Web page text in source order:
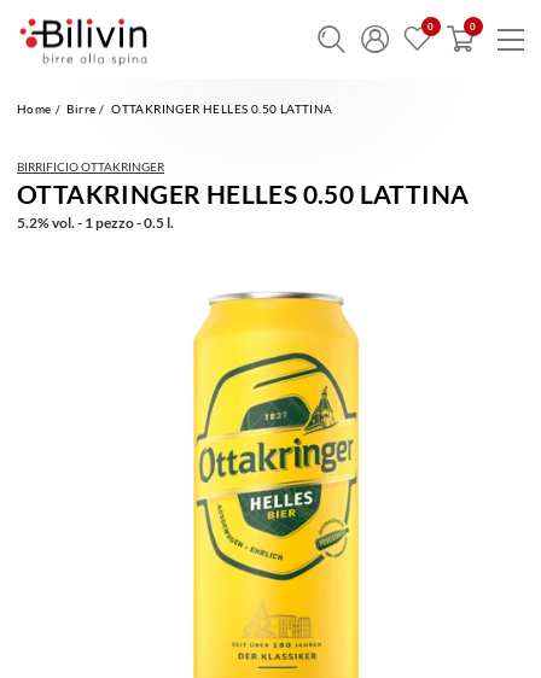
Home Birre OTTAKRINGER HELLES 0.50 LATTINA
BIRRIFICIO OTTAKRINGER
OTTAKRINGER HELLES 0.50 LATTINA
5.2% vol. - 1 pezzo - 0.5 l.